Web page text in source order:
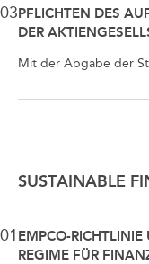
03PFLICHTEN DES
DER
Mit der Abgabe der
SUSTAINABLE
01 EMPCO-
REGIME FÜR